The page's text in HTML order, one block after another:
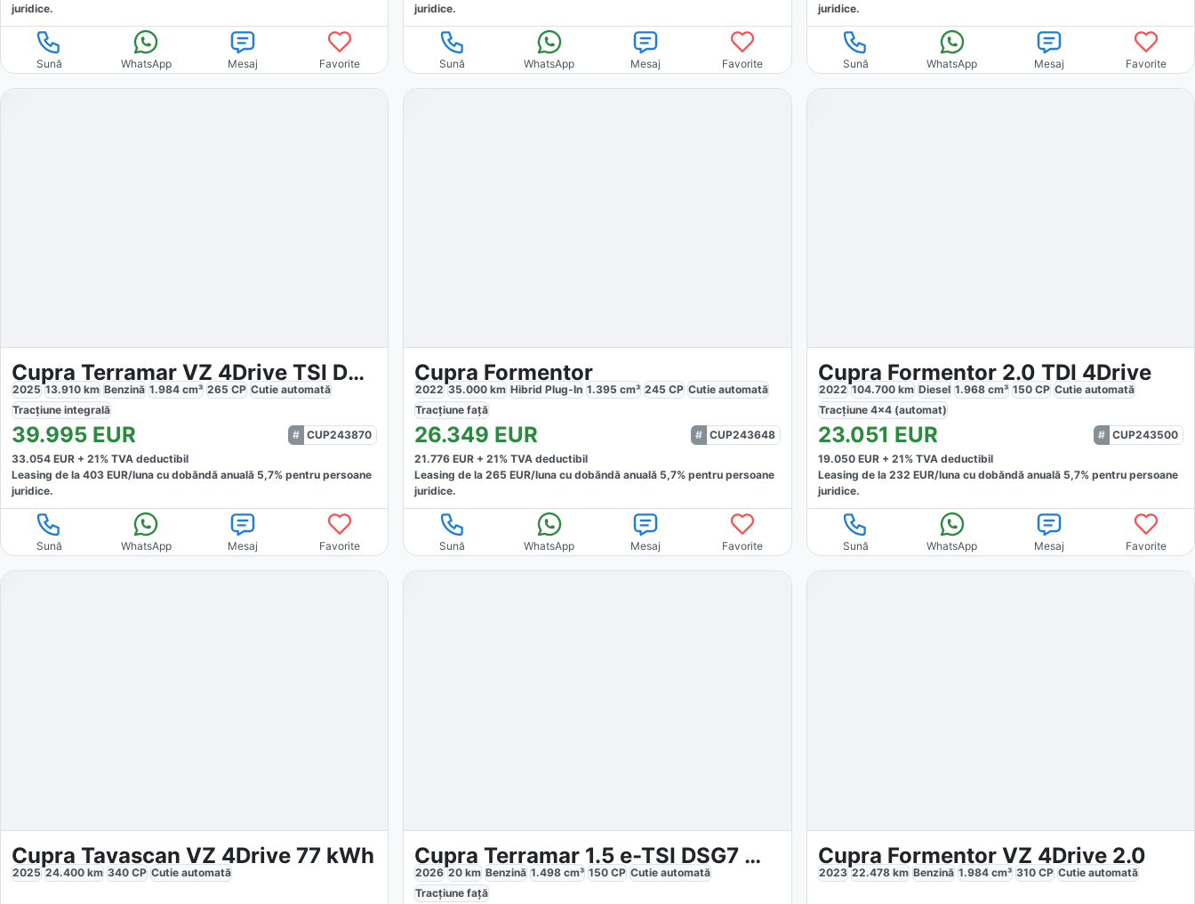
juridice.
Sună WhatsApp Mesaj Favorite
juridice.
Sună WhatsApp Mesaj Favorite
juridice.
Sună WhatsApp Mesaj Favorite
Cupra Terramar VZ 4Drive TSI DSG
2025 13.910 km Benzină 1.984 cm³ 265 CP Cutie automată
Tracțiune integrală
39.995 EUR
CUP243870
33.054 EUR + 21% TVA deductibil
Leasing de la 403 EUR/luna cu dobăndă anuală 5,7% pentru persoane
juridice.
Sună WhatsApp Mesaj Favorite
Cupra Formentor
2022 35.000 km Hibrid Plug-In 1.395 cm³ 245 CP Cutieautomată
Tracțiunefață
26.349 EUR
CUP243648
21.776 EUR +21% TVA deductibil
Leasing de la265 EUR/luna cu dobăndă anuală 5,7% pentru persoane
juridice.
Sună WhatsApp Mesaj Favorite
Cupra Formentor 2.0 TDI 4Drive
2022 104.700km Diesel 1.968cm³ 150CP Cutie automată
Tracțiune 4x4 (automat)
23.051 EUR
CUP243500
19.050EUR + 21% TVA deductibil
Leasing de la 232 EUR/lunacu dobăndă anuală 5,7% pentru persoane
juridice.
Sună WhatsApp Mesaj Favorite
Cupra Tavascan VZ 4Drive 77 kWh
2025 24.400 km 340 CP Cutie automată
Cupra Terramar 1.5 e-TSI DSG7 MHEV Tribe Edition
2026 20 km Benzină 1.498 cm³ 150 CP Cutieautomată
Tracțiunefață
Cupra Formentor VZ 4Drive 2.0
2023 22.478km Benzină 1.984cm³ 310CP Cutie automată